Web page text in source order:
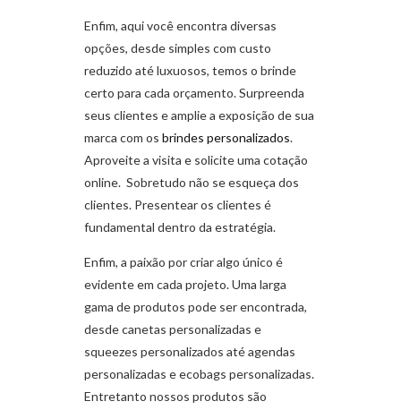
Enfim, aqui você encontra diversas
opções, desde simples com custo
reduzido até luxuosos, temos o brinde
certo para cada orçamento. Surpreenda
seus clientes e amplie a exposição de sua
marca com os brindes personalizados.
Aproveite a visita e solicite uma cotação
online. Sobretudo não se esqueça dos
clientes. Presentear os clientes é
fundamental dentro da estratégia.
Enfim, a paixão por criar algo único é
evidente em cada projeto. Uma larga
gama de produtos pode ser encontrada,
desde canetas personalizadas e
squeezes personalizados até agendas
personalizadas e ecobags personalizadas.
Entretanto nossos produtos são